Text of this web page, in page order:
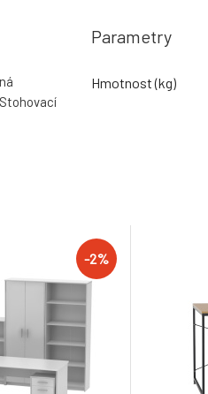
Parametry
Hmotnost (kg)
-2%